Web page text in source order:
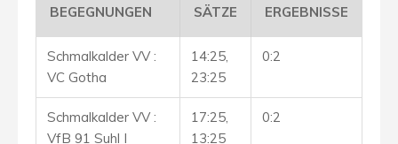
BEGEGNUNGEN SÄTZE ERGEBNISSE
Schmalkalder VV :
VC Gotha
14:25,
23:25
0:2
Schmalkalder VV :
VfB 91 Suhl I
17:25,
13:25
0:2